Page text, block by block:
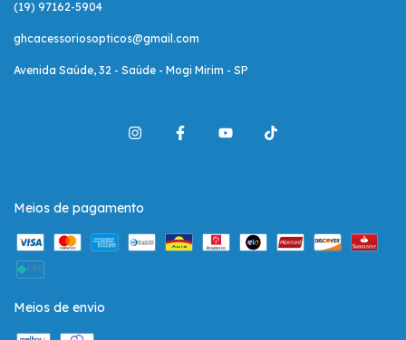
(19) 97162-5904
ghcacessoriosopticos@gmail.com
Avenida Saúde, 32 - Saúde - Mogi Mirim - SP
Meios de pagamento
Meios de envio